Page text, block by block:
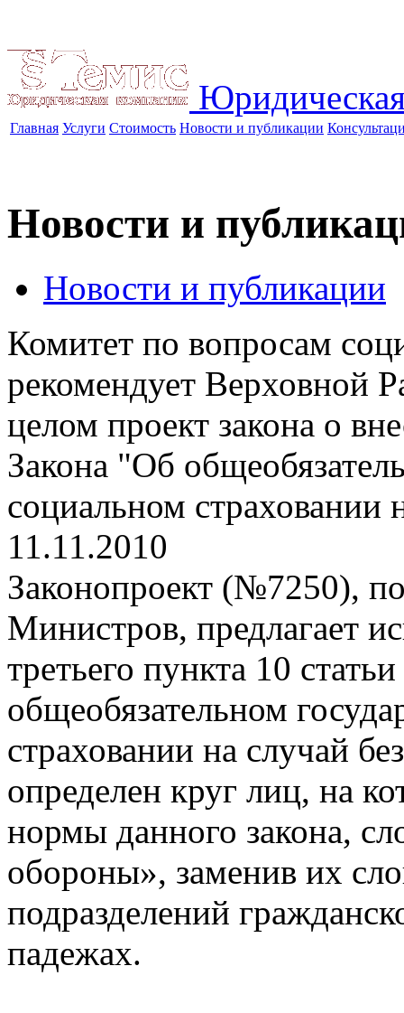
Главная Услуги Стоимость Новости и публикации
Новости и
Новости и публикации
Комитет по вопросам
рекомендует Верховной
целом проект закона о
Закона "Об
социальном страховании
11.11.2010
Законопроект (№7250),
Министров, предлагает
третьего пункта 10
общеобязательном
страховании на случай
определен круг лиц, на
нормы данного закона,
обороны», заменив их
подразделений
падежах.